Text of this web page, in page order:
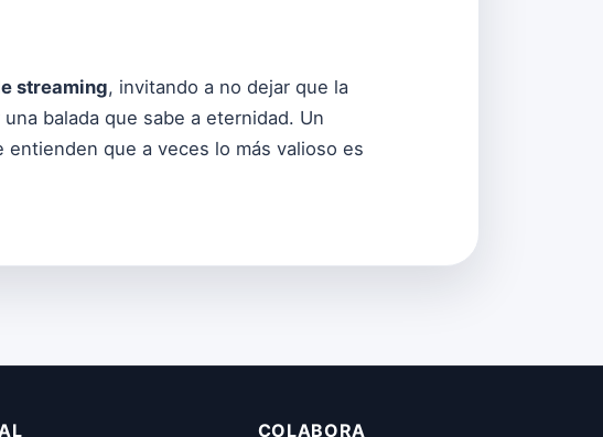
streaming, invitando a no dejar que la
balada que sabe a eternidad. Un
que a veces lo más valioso es
COLABORA